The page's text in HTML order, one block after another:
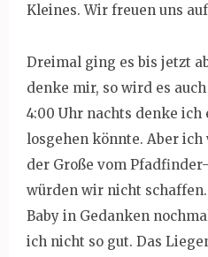
Kleines. Wir freuen uns
Dreimal ging es bis jetzt
denke mir, so wird es
4:00 Uhr nachts denke ich
losgehen könnte. Aber ich
der Große vom
würden wir nicht schaffen.
Baby in Gedanken
ich nicht so gut. Das